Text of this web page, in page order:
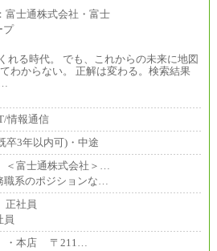
れる時代。 でも、これからの未来に地図
わからない。 正解は変わる。検索結果
情報通信
卒3年以内可)・中途
＜富士通株式会社＞…
職系のポジションな…
正社員
員
・本店 〒211…